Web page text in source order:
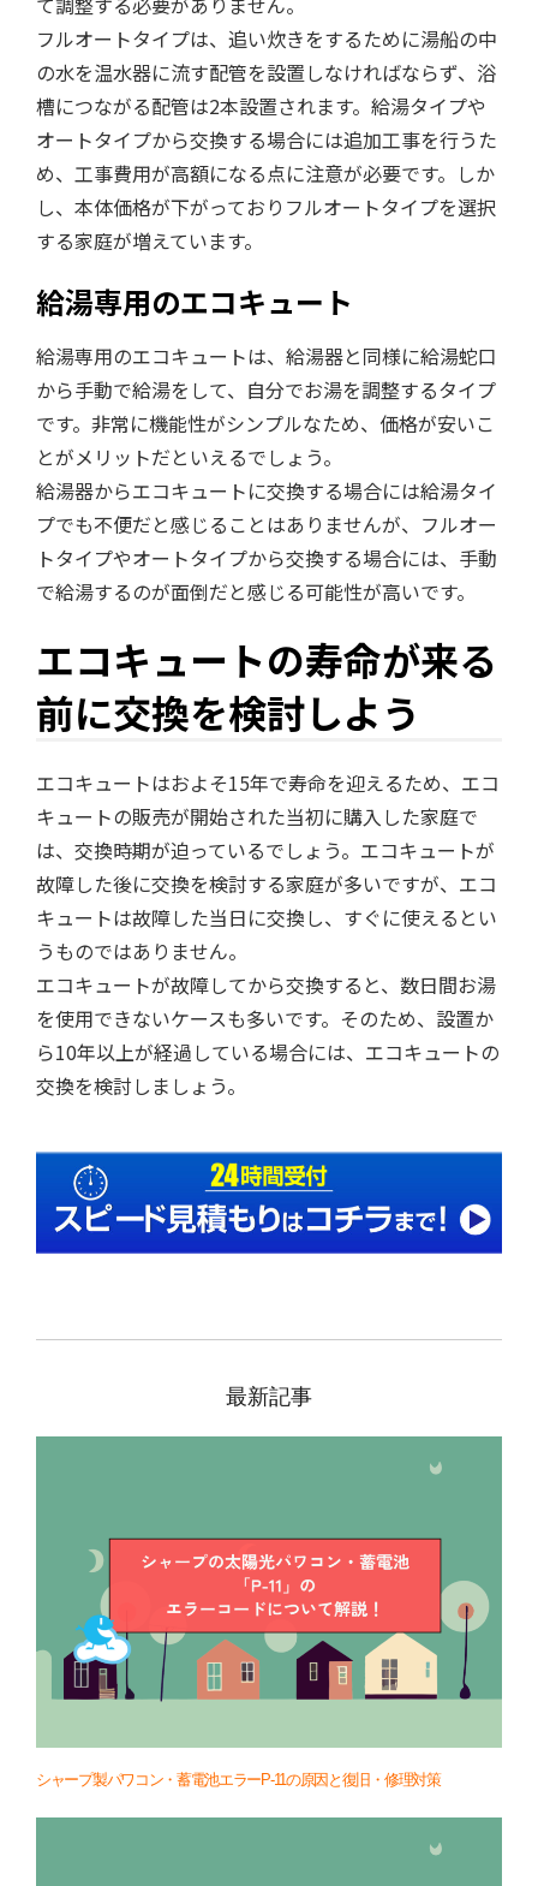
フルオートタイプは、追い炊きをするために湯船の中
の水を温水器に流す配管を設置しなければならず、浴
槽につながる配管は2本設置されます。給湯タイプや
オートタイプから交換する場合には追加工事を行うた
め、工事費用が高額になる点に注意が必要です。しか
し、本体価格が下がっておりフルオートタイプを選択
する家庭が増えています。
給湯専用のエコキュート
給湯専用のエコキュートは、給湯器と同様に給湯蛇口
から手動で給湯をして、自分でお湯を調整するタイプ
です。非常に機能性がシンプルなため、価格が安いこ
とがメリットだといえるでしょう。
給湯器からエコキュートに交換する場合には給湯タイ
プでも不便だと感じることはありませんが、フルオー
トタイプやオートタイプから交換する場合には、手動
で給湯するのが面倒だと感じる可能性が高いです。
エコキュートの寿命が来る
前に交換を検討しよう
エコキュートはおよそ15年で寿命を迎えるため、エコ
キュートの販売が開始された当初に購入した家庭で
は、交換時期が迫っているでしょう。エコキュートが
故障した後に交換を検討する家庭が多いですが、エコ
キュートは故障した当日に交換し、すぐに使えるとい
うものではありません。
エコキュートが故障してから交換すると、数日間お湯
を使用できないケースも多いです。そのため、設置か
ら10年以上が経過している場合には、エコキュートの
交換を検討しましょう。
最新記事
シャープ製パワコン・蓄電池エラーP-11の原因と復旧・修理対策